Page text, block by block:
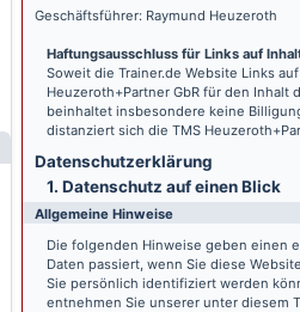
Geschäftsführer: Raymund Heuzeroth
Haftungsausschluss für Links auf
Soweit die Trainer.de Website Links
Heuzeroth+Partner GbR für den Inhalt
beinhaltet insbesondere keine
distanziert sich die TMS
Datenschutz­erklärung
1. Datenschutz auf einen Blick
Allgemeine Hinweise
Die folgenden Hinweise geben einen
Daten passiert, wenn Sie diese
Sie persönlich identifiziert werden
entnehmen Sie unserer unter diesem